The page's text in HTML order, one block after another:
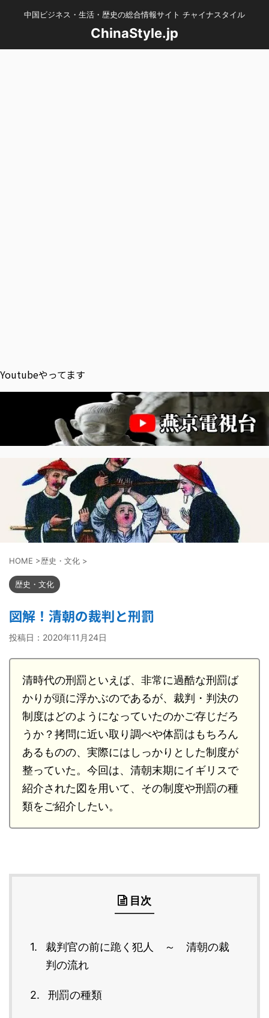
中国ビジネス・生活・歴史の総合情報サイト チャイナスタイル
ChinaStyle.jp
Youtubeやってます
HOME >歴史・文化 >
歴史・文化
図解！清朝の裁判と刑罰
投稿日： 2020年11月24日
清時代の刑罰といえば、非常に過酷な刑罰ば
かりが頭に浮かぶのであるが、裁判・判決の
制度はどのようになっていたのかご存じだろ
うか？拷問に近い取り調べや体罰はもちろん
あるものの、実際にはしっかりとした制度が
整っていた。今回は、清朝末期にイギリスで
紹介された図を用いて、その制度や刑罰の種
類をご紹介したい。
目次
裁判官の前に跪く犯人 ～ 清朝の裁
判の流れ
刑罰の種類